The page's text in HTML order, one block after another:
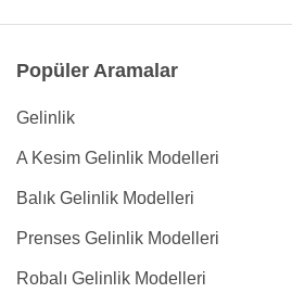
Popüler Aramalar
Gelinlik
A Kesim Gelinlik Modelleri
Balık Gelinlik Modelleri
Prenses Gelinlik Modelleri
Robalı Gelinlik Modelleri